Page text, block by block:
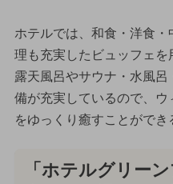
ホテルでは、和食・洋食
理も充実したビュッフェを
露天風呂やサウナ・水風
備が充実しているので、
をゆっくり癒すことができ
「ホテルグリー